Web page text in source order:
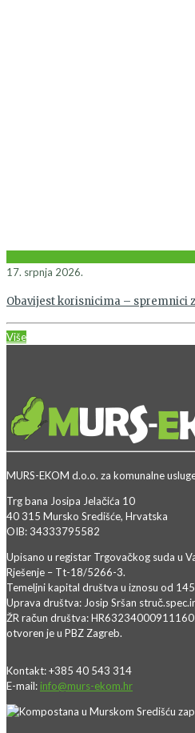
17. srpnja 2026.
Obavijest korisnicima – spremnici
Više
MURS-EKOM d.o.o. za komunalne
Trg bana Josipa Jelačića 10
40 315 Mursko Središće, Hrvatska
OIB: 34333795582
Upisano u registar Trgovačkog suda u
Rješenje – Tt-18/5266-3.
Temeljni kapital društva u iznosu od
Uprava društva: Josip Sršan
ŽR račun društva:
otvoren je u PBZ Zagreb.
Kontakt: +385 40 543 314
E-mail: info@murs-ekom.hr